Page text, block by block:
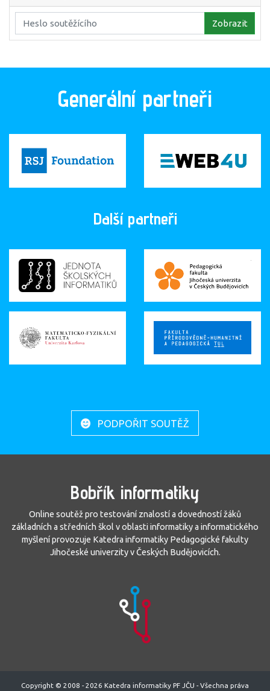
Zobrazit
Generální partneři
Další partneři
PODPOŘIT SOUTĚŽ
Bobřík informatiky
Online soutěž pro testování znalostí a dovedností žáků
základních a středních škol v oblasti informatiky a informatického
myšlení provozuje Katedra informatiky Pedagogické fakulty
Jihočeské univerzity v Českých Budějovicích.
Copyright © 2008 - 2026 Katedra informatiky PF JČU - Všechna práva